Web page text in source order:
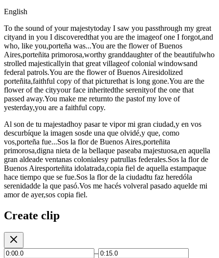
English
To the sound of your majestytoday I saw you passthrough my great
cityand in you I discoveredthat you are the imageof one I forgot,and
who, like you,porteña was...You are the flower of Buenos
Aires,porteñita primorosa,worthy granddaughter of the beautifulwho
strolled majesticallyin that great villageof colonial windowsand
federal patrols.You are the flower of Buenos Airesidolized
porteñita,faithful copy of that picturethat is long gone.You are the
flower of the cityyour face inheritedthe serenityof the one that
passed away.You make me returnto the pastof my love of
yesterday,you are a faithful copy.
Al son de tu majestadhoy pasar te vipor mi gran ciudad,y en vos
descurbíque la imagen sosde una que olvidé,y que, como
vos,porteña fue...Sos la flor de Buenos Aires,porteñita
primorosa,digna nieta de la bellaque paseaba majestuosa,en aquella
gran aldeade ventanas colonialesy patrullas federales.Sos la flor de
Buenos Airesporteñita idolatrada,copia fiel de aquella estampaque
hace tiempo que se fue.Sos la flor de la ciudadtu faz heredóla
serenidadde la que pasó.Vos me hacés volveral pasado aquelde mi
amor de ayer,sos copia fiel.
Create clip
–